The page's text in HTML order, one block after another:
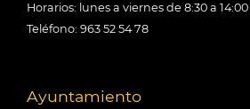
Horarios: lunes a viernes de 8:30 a
Teléfono: 963 52 54 78
Ayuntamiento